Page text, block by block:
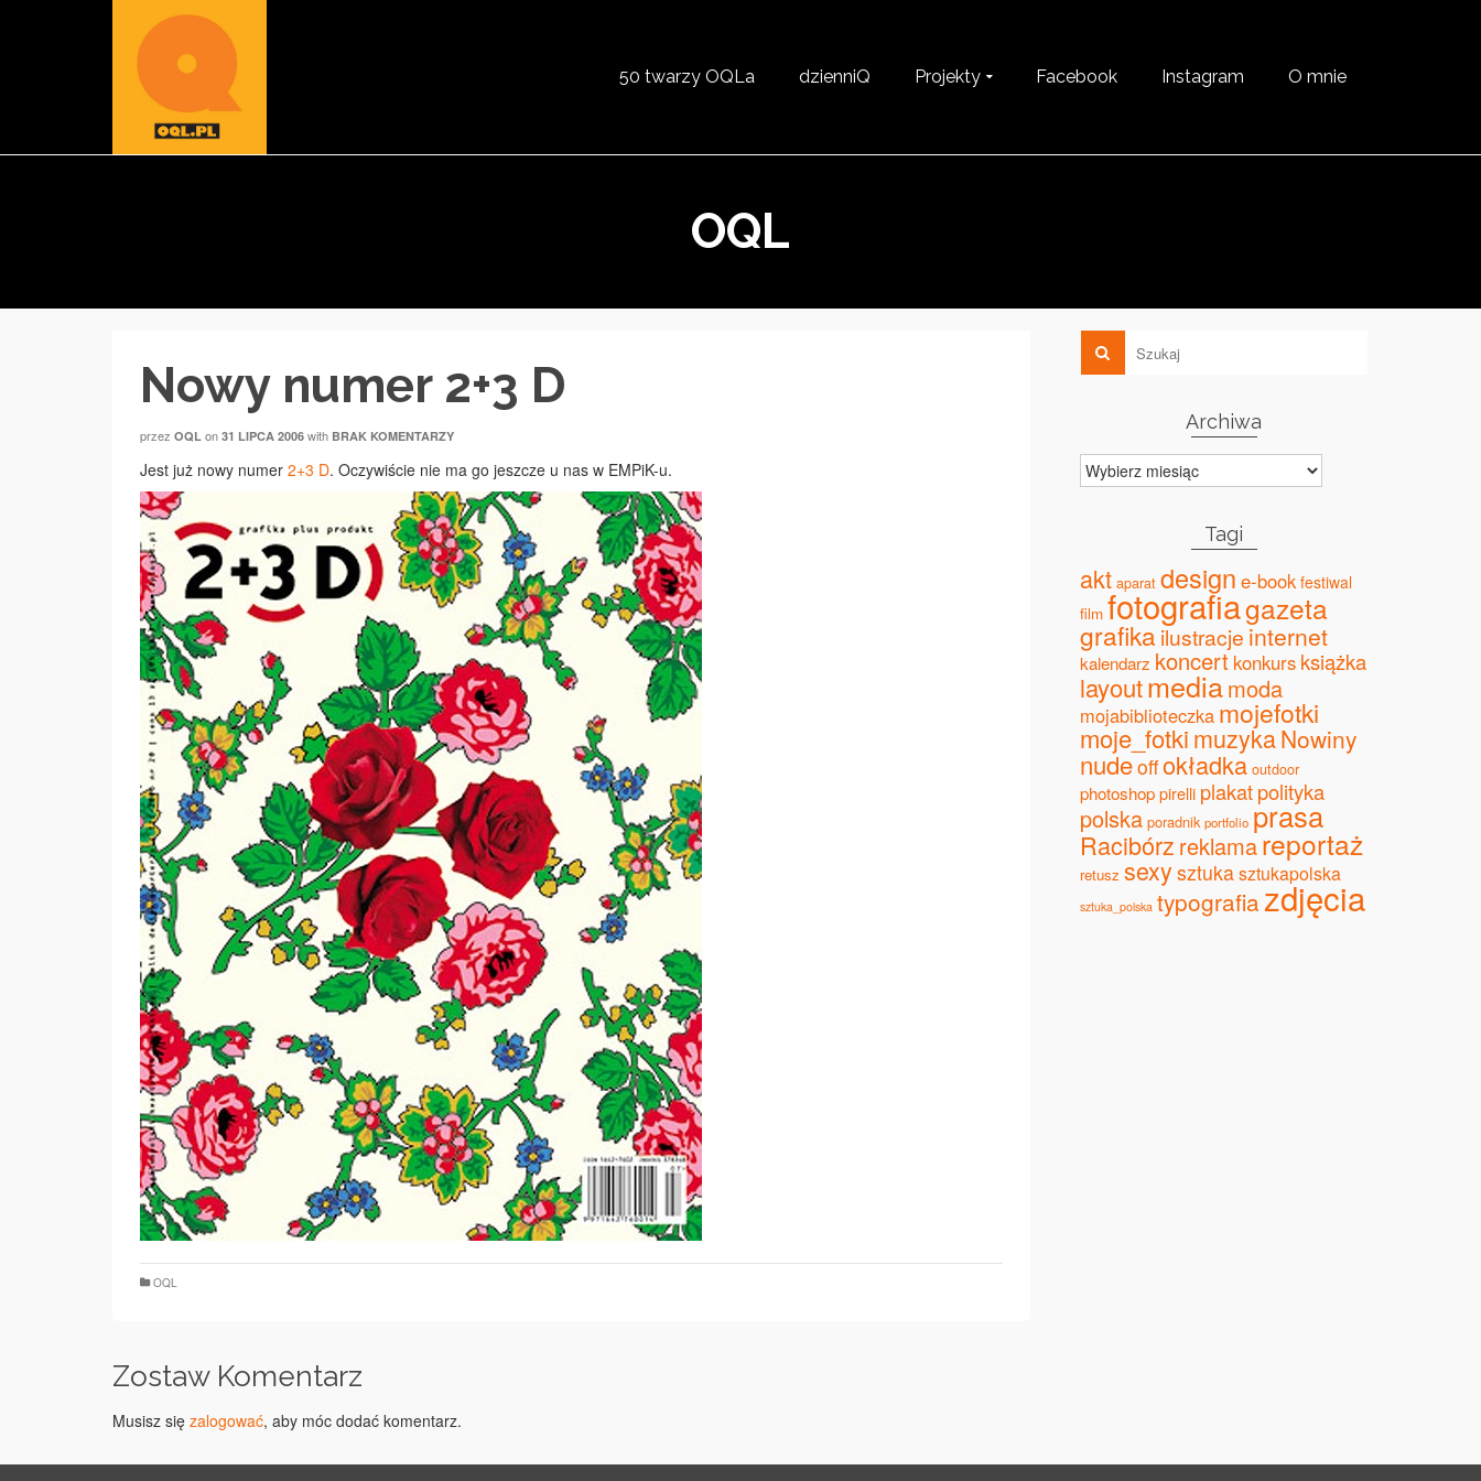
50 twarzy OQLa dzienniQ Projekty Facebook Instagram O mnie
OQL
Nowy numer 2+3 D
przez OQL on 31 LIPCA 2006 with BRAK KOMENTARZY
Jest już nowy numer 2+3 D. Oczywiście nie ma go jeszcze u nas w EMPiK-u.
OQL
Zostaw Komentarz
Musisz się zalogować, aby móc dodać komentarz.
Archiwa
Archiwa
Tagi
akt aparat design e-book festiwal
film fotografiagazeta
grafika ilustracjeinternet
kalendarz koncert konkurs książka
layoutmediamoda
mojabiblioteczka mojefotki
moje_fotkimuzykaNowiny
nudeoffokładka outdoor
photoshop pirelli plakat polityka
polska poradnik portfolio prasa
Racibórz reklamareportaż
retusz sexy sztukasztukapolska
sztuka_polska typografia zdjęcia